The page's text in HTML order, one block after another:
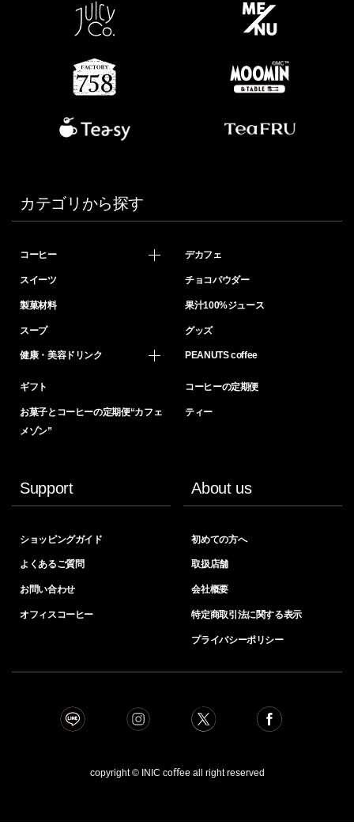
カテゴリから探す
コーヒー デカフェ
スイーツ チョコパウダー
製菓材料 果汁100%ジュース
スープ グッズ
健康・美容ドリンク PEANUTS coffee
ギフト コーヒーの定期便
お菓子とコーヒーの定期便“カフェ
メゾン”
ティー
Support
ショッピングガイド
よくあるご質問
お問い合わせ
オフィスコーヒー
About us
初めての方へ
取扱店舗
会社概要
特定商取引法に関する表示
プライバシーポリシー
copyright © INIC coﬀee all right reserved